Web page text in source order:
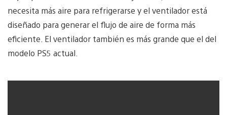
necesita más aire para refrigerarse y el ventilador está
diseñado para generar el flujo de aire de forma más
eficiente. El ventilador también es más grande que el del
modelo PS5 actual.